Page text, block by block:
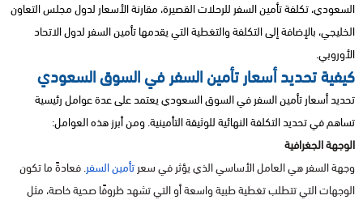
السعودي، تكلفة تأمين السفر للرحلات القصيرة، مقارنة الأسعار لدول مجلس التعاون
الخليجي، بالإضافة إلى التكلفة والتغطية التي يقدمها تأمين السفر لدول الاتحاد
الأوروبي.
كيفية تحديد أسعار تأمين السفر في السوق السعودي
تحديد أسعار تأمين السفر في السوق السعودي يعتمد على عدة عوامل رئيسية
تساهم في تحديد التكلفة النهائية للوثيقة التأمينية. ومن أبرز هذه العوامل:
الوجهة الجغرافية
وجهة السفر هي العامل الأساسي الذي يؤثر في سعرتأمين السفر. فعادةً ما تكون
الوجهات التي تتطلب تغطية طبية واسعة أو التي تشهد ظروفًا صحية خاصة، مثل